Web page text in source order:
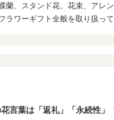
蘭、スタンド花、花束、アレ
ラワーギフト全般を取り扱って
言葉は「返礼」「永続性」